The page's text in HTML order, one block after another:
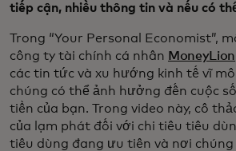
tiếp cận, nhiều thông tin và nếu có
Trong “Your Personal Economist”,
công ty tài chính cá nhân MoneyLion
các tin tức và xu hướng kinh tế vĩ
chúng có thể ảnh hưởng đến cuộc
tiền của bạn. Trong video này, cô
của lạm phát đối với chi tiêu tiêu
tiêu dùng đang ưu tiên và nơi